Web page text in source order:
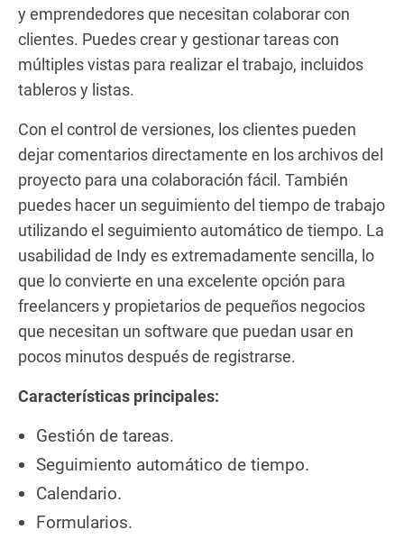
y emprendedores que necesitan colaborar con
clientes. Puedes crear y gestionar tareas con
múltiples vistas para realizar el trabajo, incluidos
tableros y listas.
Con el control de versiones, los clientes pueden
dejar comentarios directamente en los archivos del
proyecto para una colaboración fácil. También
puedes hacer un seguimiento del tiempo de trabajo
utilizando el seguimiento automático de tiempo. La
usabilidad de Indy es extremadamente sencilla, lo
que lo convierte en una excelente opción para
freelancers y propietarios de pequeños negocios
que necesitan un software que puedan usar en
pocos minutos después de registrarse.
Características principales:
Gestión de tareas.
Seguimiento automático de tiempo.
Calendario.
Formularios.